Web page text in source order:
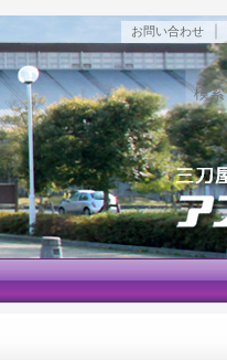
お問い合わせ
検索